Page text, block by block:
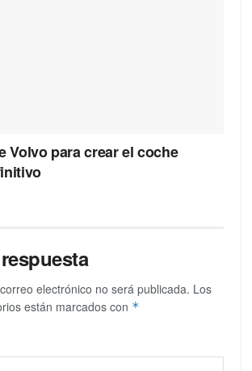
Volvo para crear el coche
electrónico no será publicada. Los
están marcados con *